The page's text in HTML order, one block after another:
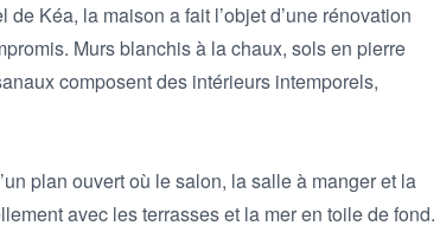
Kéa, la maison a fait l’objet d’une rénovation
Murs blanchis à la chaux, sols en pierre
composent des intérieurs intemporels,
plan ouvert où le salon, la salle à manger et la
avec les terrasses et la mer en toile de